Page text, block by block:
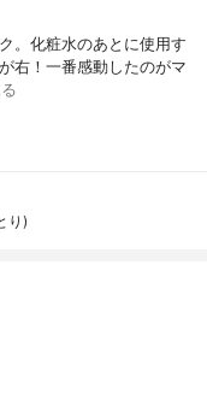
。化粧水のあとに使用す
右！一番感動したのがマ
り)